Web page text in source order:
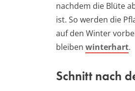
nachdem die Blüte
ist. So werden die
auf den Winter
bleiben winterhart.
Schnitt nach